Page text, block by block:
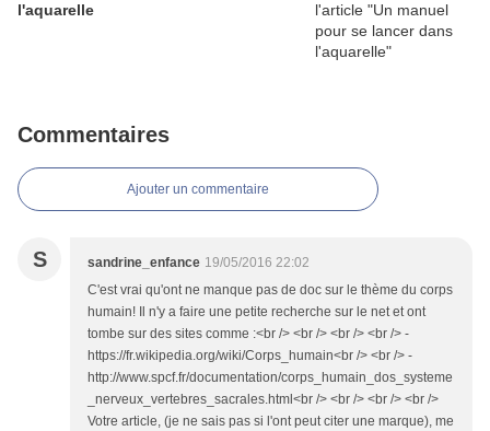
l'aquarelle
Commentaires
Ajouter un commentaire
S sandrine_enfance 19/05/2016 22:02
C'est vrai qu'ont ne manque pas de doc sur le thème du corps
humain! Il n'y a faire une petite recherche sur le net et ont
tombe sur des sites comme :<br /> <br /> <br /> <br /> -
https://fr.wikipedia.org/wiki/Corps_humain<br /> <br /> -
http://www.spcf.fr/documentation/corps_humain_dos_systeme
_nerveux_vertebres_sacrales.html<br /> <br /> <br /> <br />
Votre article, (je ne sais pas si l'ont peut citer une marque), me